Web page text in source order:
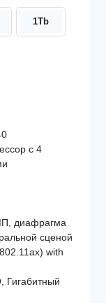
1Tb
с 4
диафрагма
сценой
with
Гигабитный